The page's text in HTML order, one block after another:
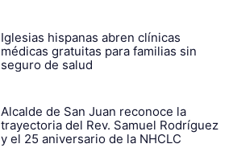
Iglesias hispanas abren clínicas
médicas gratuitas para familias sin
seguro de salud
Alcalde de San Juan reconoce la
trayectoria del Rev. Samuel Rodríguez
y el 25 aniversario de la NHCLC